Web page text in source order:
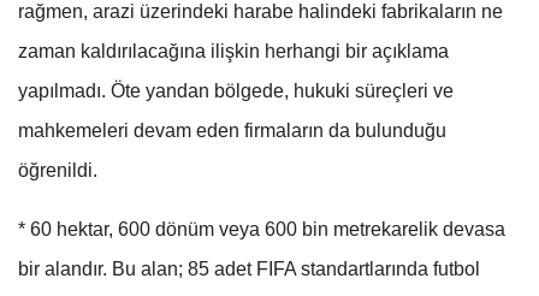
rağmen, arazi üzerindeki harabe halindeki fabrikaların ne
zaman kaldırılacağına ilişkin herhangi bir açıklama
yapılmadı. Öte yandan bölgede, hukuki süreçleri ve
mahkemeleri devam eden firmaların da bulunduğu
öğrenildi.
* 60 hektar, 600 dönüm veya 600 bin metrekarelik devasa
bir alandır. Bu alan; 85 adet FIFA standartlarında futbol